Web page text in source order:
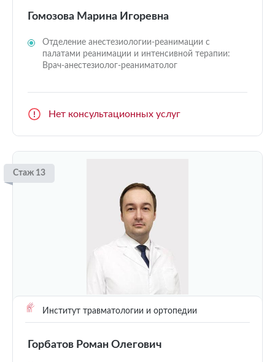
Гомозова Марина Игоревна
Отделение анестезиологии-реанимации с
палатами реанимации и интенсивной терапии:
Врач-анестезиолог-реаниматолог
Нет консультационных услуг
Стаж 13
Институт травматологии и ортопедии
Горбатов Роман Олегович